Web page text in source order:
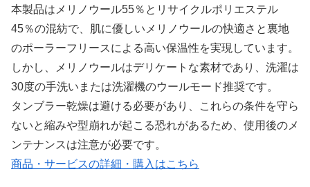
本製品はメリノウール55％とリサイクルポリエステル
45％の混紡で、肌に優しいメリノウールの快適さと裏地
のポーラーフリースによる高い保温性を実現しています。
しかし、メリノウールはデリケートな素材であり、洗濯は
30度の手洗いまたは洗濯機のウールモード推奨です。
タンブラー乾燥は避ける必要があり、これらの条件を守ら
ないと縮みや型崩れが起こる恐れがあるため、使用後のメ
ンテナンスは注意が必要です。
商品・サービスの詳細・購入はこちら